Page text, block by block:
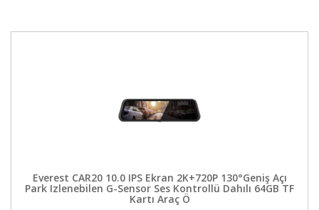
Everest CAR20 10.0 IPS Ekran 2K+720P 130°Geniş Açı
Park Izlenebilen G-Sensor Ses Kontrollü Dahılı 64GB TF
Kartı Araç Ö